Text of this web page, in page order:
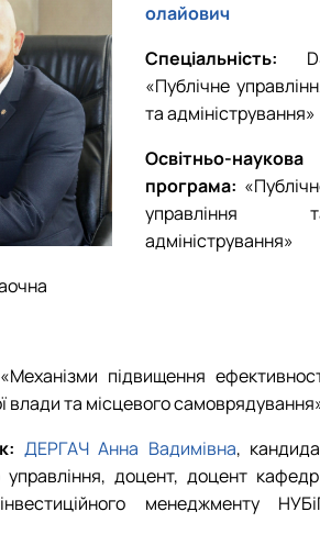
олайович
Спеціальність: D
«Публічне
та адміністрування»
Освітньо-наукова
програма: «
управління
адміністрування»
«Механізми підвищення
влади та місцевого
ДЕРГАЧ Анна Вадимівна,
доцент, доцент
менеджменту